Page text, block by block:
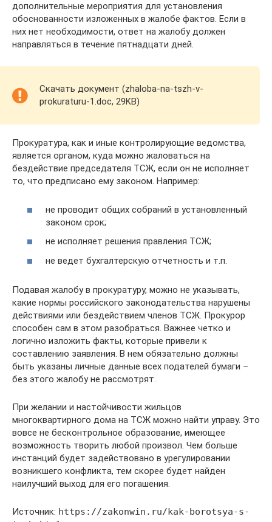
дополнительные мероприятия для установления
обоснованности изложенных в жалобе фактов. Если в
них нет необходимости, ответ на жалобу должен
направляться в течение пятнадцати дней.
Скачать документ (zhaloba-na-tszh-v-
prokuraturu-1.doc, 29KB)
Прокуратура, как и иные контролирующие ведомства,
является органом, куда можно жаловаться на
бездействие председателя ТСЖ, если он не исполняет
то, что предписано ему законом. Например:
не проводит общих собраний в установленный
законом срок;
не исполняет решения правления ТСЖ;
не ведет бухгалтерскую отчетность и т.п.
Подавая жалобу в прокуратуру, можно не указывать,
какие нормы российского законодательства нарушены
действиями или бездействием членов ТСЖ. Прокурор
способен сам в этом разобраться. Важнее четко и
логично изложить факты, которые привели к
составлению заявления. В нем обязательно должны
быть указаны личные данные всех подателей бумаги –
без этого жалобу не рассмотрят.
При желании и настойчивости жильцов
многоквартирного дома на ТСЖ можно найти управу. Это
вовсе не бесконтрольное образование, имеющее
возможность творить любой произвол. Чем больше
инстанций будет задействовано в урегулировании
возникшего конфликта, тем скорее будет найден
наилучший выход для его погашения.
Источник: https://zakonwin.ru/kak-borotsya-s-